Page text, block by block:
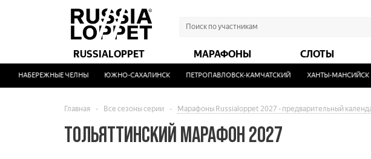
RUSSIALOPPET МАРАФОНЫ СЛОТЫ
НАБЕРЕЖНЫЕ ЧЕЛНЫ ЮЖНО-САХАЛИНСК ПЕТРОПАВЛОВСК-КАМЧАТСКИЙ ХАНТЫ-МАНСИЙСК
Главная - Все сезоны серии - Марафоны Russialoppet 2027 - предварительный
ТОЛЬЯТТИНСКИЙ МАРАФОН 2027